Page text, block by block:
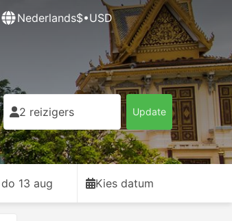
Nederlands$•USD
2 reizigers Update
do 13 aug Kies datum